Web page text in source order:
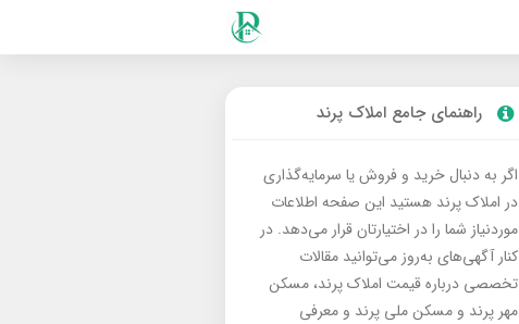
راهنمای جامع املاک پرند
اگر به دنبال خرید و فروش یا سرمایه‌گذاری
در املاک پرند هستید این صفحه اطلاعات
موردنیاز شما را در اختیارتان قرار می‌دهد. در
کنار آگهی‌های به‌روز می‌توانید مقالات
تخصصی درباره قیمت املاک پرند، مسکن
مهر پرند و مسکن ملی پرند و معرفی